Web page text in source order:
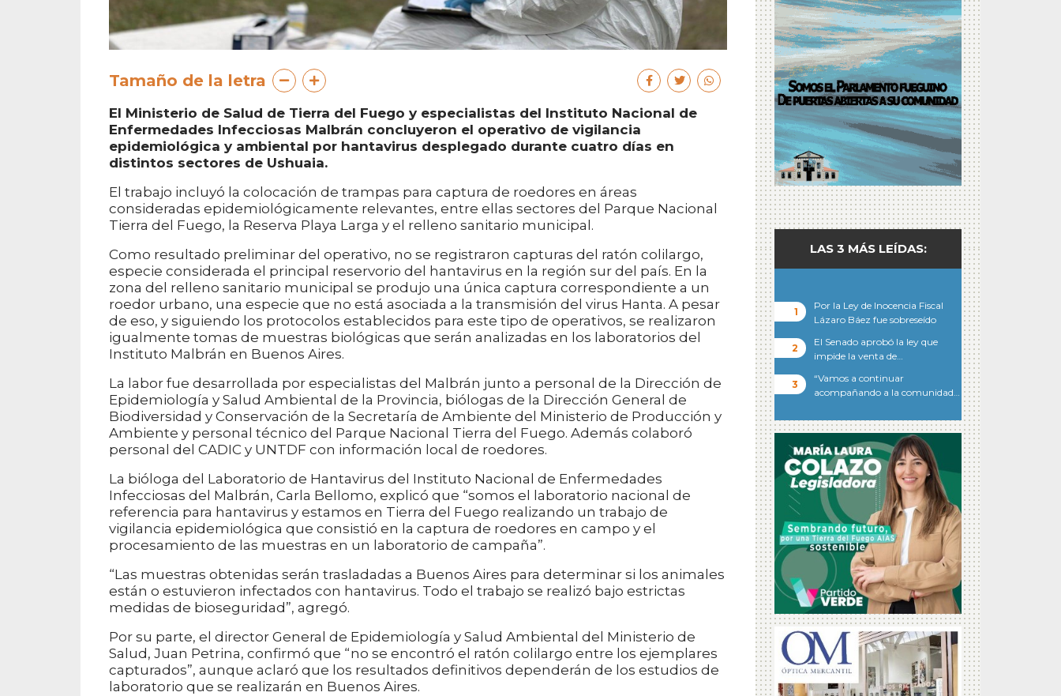
Tamaño de la letra
El Ministerio de Salud de Tierra del Fuego y especialistas del Instituto Nacional de
Enfermedades Infecciosas Malbrán concluyeron el operativo de vigilancia
epidemiológica y ambiental por hantavirus desplegado durante cuatro días en
distintos sectores de Ushuaia.
El trabajo incluyó la colocación de trampas para captura de roedores en áreas
consideradas epidemiológicamente relevantes, entre ellas sectores del Parque Nacional
Tierra del Fuego, la Reserva Playa Larga y el relleno sanitario municipal.
Como resultado preliminar del operativo, no se registraron capturas del ratón colilargo,
especie considerada el principal reservorio del hantavirus en la región sur del país. En la
zona del relleno sanitario municipal se produjo una única captura correspondiente a un
roedor urbano, una especie que no está asociada a la transmisión del virus Hanta. A pesar
de eso, y siguiendo los protocolos establecidos para este tipo de operativos, se realizaron
igualmente tomas de muestras biológicas que serán analizadas en los laboratorios del
Instituto Malbrán en Buenos Aires.
La labor fue desarrollada por especialistas del Malbrán junto a personal de la Dirección de
Epidemiología y Salud Ambiental de la Provincia, biólogas de la Dirección General de
Biodiversidad y Conservación de la Secretaría de Ambiente del Ministerio de Producción y
Ambiente y personal técnico del Parque Nacional Tierra del Fuego. Además colaboró
personal del CADIC y UNTDF con información local de roedores.
La bióloga del Laboratorio de Hantavirus del Instituto Nacional de Enfermedades
Infecciosas del Malbrán, Carla Bellomo, explicó que “somos el laboratorio nacional de
referencia para hantavirus y estamos en Tierra del Fuego realizando un trabajo de
vigilancia epidemiológica que consistió en la captura de roedores en campo y el
procesamiento de las muestras en un laboratorio de campaña”.
“Las muestras obtenidas serán trasladadas a Buenos Aires para determinar si los animales
están o estuvieron infectados con hantavirus. Todo el trabajo se realizó bajo estrictas
medidas de bioseguridad”, agregó.
Por su parte, el director General de Epidemiología y Salud Ambiental del Ministerio de
Salud, Juan Petrina, confirmó que “no se encontró el ratón colilargo entre los ejemplares
capturados”, aunque aclaró que los resultados definitivos dependerán de los estudios de
laboratorio que se realizarán en Buenos Aires.
LAS 3 MÁS LEÍDAS:
Por la Ley de Inocencia Fiscal
Lázaro Báez fue sobreseído
El Senado aprobó la ley que
impide la venta de…
“Vamos a continuar
acompañando a la comunidad…